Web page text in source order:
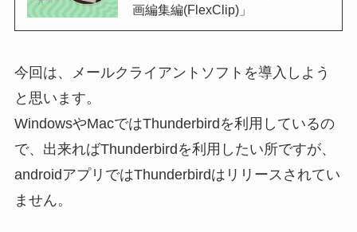
画編集編(FlexClip)」
今回は、メールクライアントソフトを導入しよう
と思います。
WindowsやMacではThunderbirdを利用しているの
で、出来ればThunderbirdを利用したい所ですが、
androidアプリではThunderbirdはリリースされてい
ません。